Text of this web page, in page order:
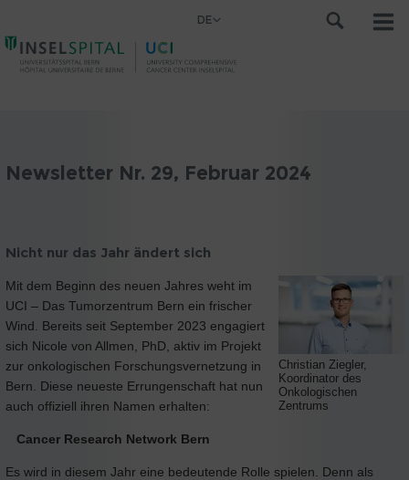
DE
Newsletter Nr. 29, Februar 2024
Nicht nur das Jahr ändert sich
Christian Ziegler,
Koordinator des
Onkologischen
Zentrums
Mit dem Beginn des neuen Jahres weht im
UCI – Das Tumorzentrum Bern ein frischer
Wind. Bereits seit September 2023 engagiert
sich Nicole von Allmen, PhD, aktiv im Projekt
zur onkologischen Forschungsvernetzung in
Bern. Diese neueste Errungenschaft hat nun
auch offiziell ihren Namen erhalten:
Cancer Research Network Bern
Es wird in diesem Jahr eine bedeutende Rolle spielen. Denn als